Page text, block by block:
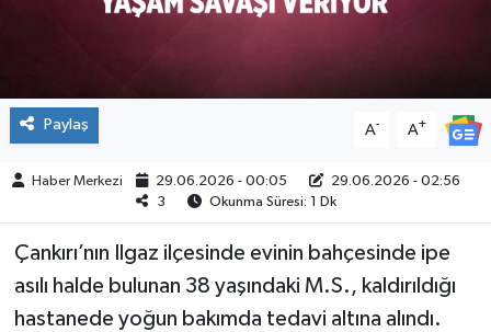
Paylaş A- A+
Haber Merkezi 29.06.2026 - 00:05
29.06.2026 - 02:56
3
Okunma Süresi: 1 Dk
Çankırı’nın Ilgaz ilçesinde evinin bahçesinde ipe
asılı halde bulunan 38 yaşındaki M.S., kaldırıldığı
hastanede yoğun bakımda tedavi altına alındı.
RESMİ İLANLAR
TURİZM
MAGAZİN
BİLİM&TEKNOLOJİ